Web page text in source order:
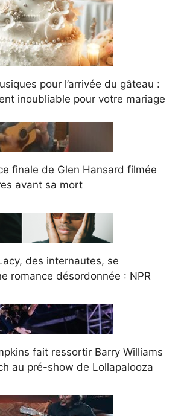
pour l’arrivée du gâteau :
inoubliable pour votre mariage
finale de Glen Hansard filmée
avant sa mort
des internautes, se
romance désordonnée : NPR
fait ressortir Barry Williams
au pré-show de Lollapalooza